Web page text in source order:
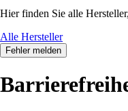
Hier finden Sie alle
Alle Hersteller
Fehler melden